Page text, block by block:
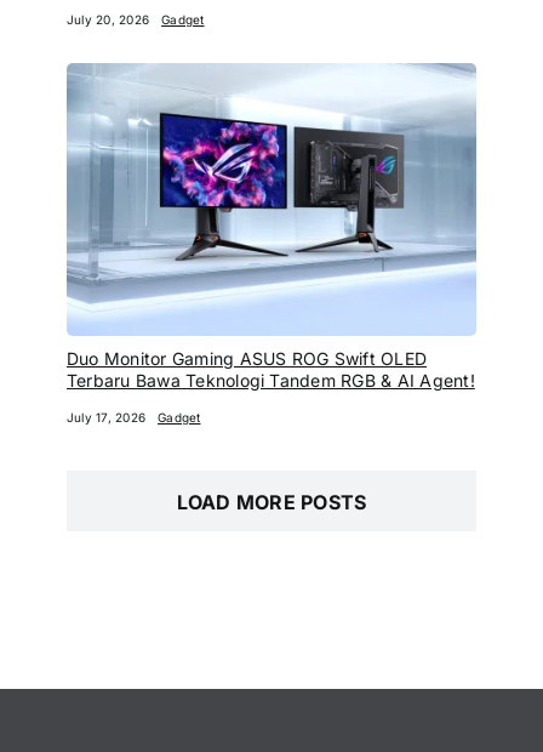
July 20, 2026 Gadget
Duo Monitor Gaming ASUS ROG Swift OLED
Terbaru Bawa Teknologi Tandem RGB & AI Agent!
July 17, 2026 Gadget
LOAD MORE POSTS